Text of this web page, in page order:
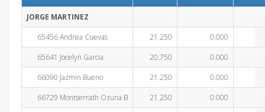
JORGE MARTINEZ
65456 Andrea Cuevas
21.250
0.000
65641 Jocelyn Garcia
20.750
0.000
66090 Jazmin Bueno
21.250
0.000
66729 Montserrath Ozuna B
21.250
0.000